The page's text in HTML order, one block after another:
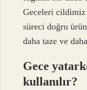
Geceleri cildimiz
süreci doğru
daha taze ve
Gece
kullanılır?